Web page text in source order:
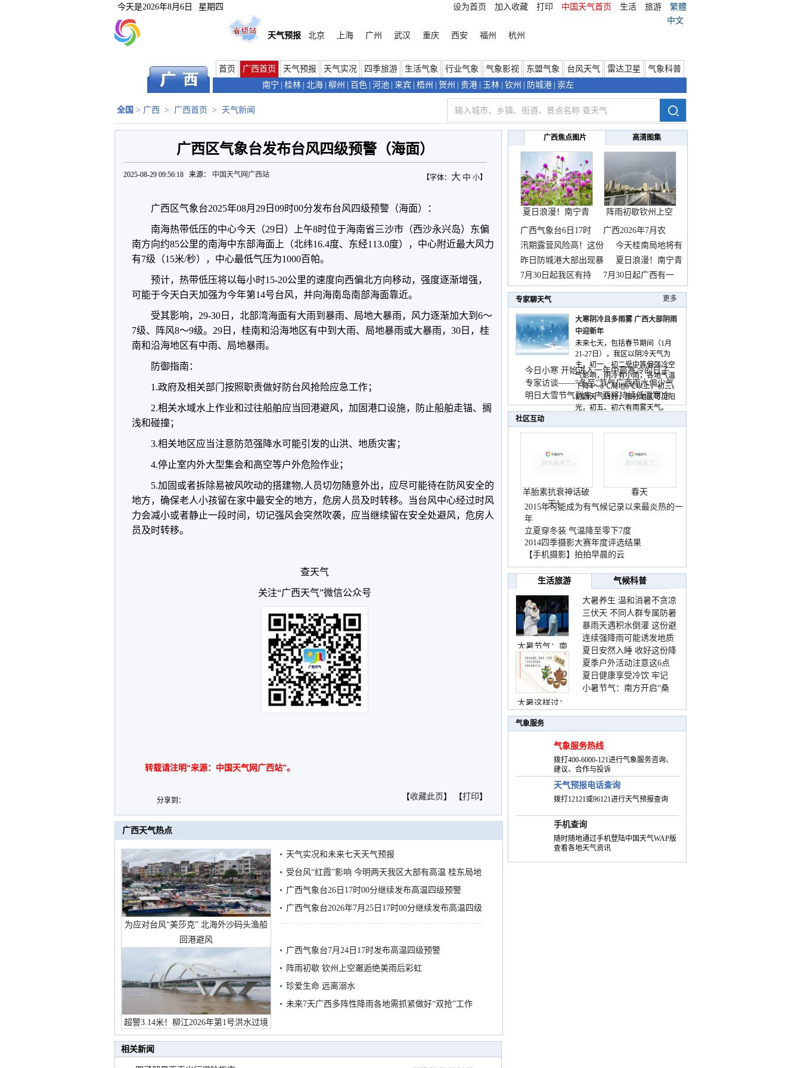
今天是2026年8月6日 星期四 设为首页 加入收藏 打印 中国天气首页 生活 旅游
繁體
中文
天气预报
北京 上海 广州 武汉 重庆 西安 福州 杭州
首页 广西首页 天气预报 天气实况 四季旅游 生活气象 行业气象 气象影视 东盟气象 台风天气 雷达卫星
气象科普
南宁
桂林 北海 柳州 百色 河池 来宾 梧州 贺州 贵港 玉林 钦州 防城港 崇左
全国 > 广西 > 广西首页 > 天气新闻
广西区气象台发布台风四级预警（海面）
【字体： 大 中 小】
2025-08-29 09:56:18 来源： 中国天气网广西站
广西区气象台2025年08月29日09时00分发布台风四级预警（海面）：
南海热带低压的中心今天（29日）上午8时位于海南省三沙市（西沙永兴岛）东偏
南方向约85公里的南海中东部海面上（北纬16.4度、东经113.0度），中心附近最大风力
有7级（15米/秒），中心最低气压为1000百帕。
预计，热带低压将以每小时15-20公里的速度向西偏北方向移动，强度逐渐增强，
可能于今天白天加强为今年第14号台风，并向海南岛南部海面靠近。
受其影响，29-30日，北部湾海面有大雨到暴雨、局地大暴雨，风力逐渐加大到6～
7级、阵风8～9级。29日，桂南和沿海地区有中到大雨、局地暴雨或大暴雨，30日，桂
南和沿海地区有中雨、局地暴雨。
防御指南：
1.政府及相关部门按照职责做好防台风抢险应急工作；
2.相关水域水上作业和过往船舶应当回港避风，加固港口设施，防止船舶走锚、搁
浅和碰撞；
3.相关地区应当注意防范强降水可能引发的山洪、地质灾害；
4.停止室内外大型集会和高空等户外危险作业；
5.加固或者拆除易被风吹动的搭建物,人员切勿随意外出，应尽可能待在防风安全的
地方，确保老人小孩留在家中最安全的地方，危房人员及时转移。当台风中心经过时风
力会减小或者静止一段时间，切记强风会突然吹袭，应当继续留在安全处避风，危房人
员及时转移。
查天气
关注“广西天气”微信公众号
转载请注明“来源：中国天气网广西站”。
分享到： 【收藏此页 】 【打印】
广西天气热点
为应对台风“美莎克” 北海外沙码头渔船
回港避风
超警3.14米！柳江2026年第1号洪水过境
市民在堤岸见证汛况
天气实况和未来七天天气预报
受台风“红霞”影响 今明两天我区大部有高温 桂东局地
有较强降雨
广西气象台26日17时00分继续发布高温四级预警
广西气象台2026年7月25日17时00分继续发布高温四级
预警
广西气象台7月24日17时发布高温四级预警
阵雨初歇 钦州上空邂逅绝美雨后彩虹
珍爱生命 远离溺水
未来7天广西多阵性降雨各地需抓紧做好“双抢”工作
相关新闻
广西焦点图片 高清图集
夏日浪漫！南宁青
秀山
阵雨初歇钦州上空
邂逅
广西气象台6日17时
广西2026年7月农
汛期露营风险高！这份
今天桂南局地将有
暴雨
昨日防城港大部出现暴
夏日浪漫！南宁青
秀山
7月30日起我区有持 7月30日起广西有一
专家聊天气 更多
大寒阴冷且多雨雾 广西大部阴雨
中迎新年
未来七天，包括春节期间（1月
21-27日），我区以阴冷天气为
主，初一、初二受中等偏强冷空
气影响，阴冷有小雨，各地气温
下降4～6℃局地8℃以上，初三、
初四天气转好，部分地区可见阳
光，初五、初六有雨雾天气。
今日小寒 开始进入一年中最寒冷的日子
专家访谈——“冬至”节气广西雨水偏少气
温低
明日大雪节气到来 广西将持续低温寒冷
天气
社区互动
羊胎素抗衰神话破
灭！
春天
2015年可能成为有气候记录以来最炎热的一
年
立夏穿冬装 气温降至零下7度
2014四季摄影大赛年度评选结果
【手机摄影】拍拍早晨的云
生活旅游 气候科普
大暑节气：南
大暑这样过：
大暑养生 温和消暑不贪凉
三伏天 不同人群专属防暑
要点请收好
暴雨天遇积水倒灌 这份避
险提示请收好
连续强降雨可能诱发地质
灾害 这些前兆要知道
夏日安然入睡 收好这份降
温小贴士
夏季户外活动注意这6点
防暑健身两不误
夏日健康享受冷饮 牢记
“两注意一控制”
小暑节气：南方开启“桑
季
气象服务
气象服务热线
拨打400-6000-121进行气象服务咨询、
建议、合作与投诉
天气预报电话查询
拨打12121或96121进行天气预报查询
手机查询
随时随地通过手机登陆中国天气WAP版
查看各地天气资讯